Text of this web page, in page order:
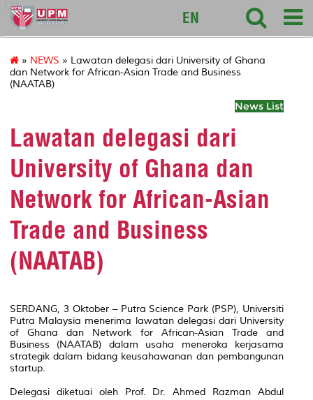
127
EN
» NEWS » Lawatan delegasi dari University of Ghana
dan Network for African-Asian Trade and Business
(NAATAB)
News List
Lawatan delegasi dari
University of Ghana dan
Network for African-Asian
Trade and Business
(NAATAB)
SERDANG, 3 Oktober – Putra Science Park (PSP), Universiti
Putra Malaysia menerima lawatan delegasi dari University
of Ghana dan Network for African-Asian Trade and
Business (NAATAB) dalam usaha meneroka kerjasama
strategik dalam bidang keusahawanan dan pembangunan
startup.
Delegasi diketuai oleh Prof. Dr. Ahmed Razman Abdul